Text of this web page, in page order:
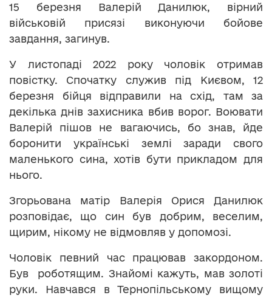
15 березня Валерій Данилюк, вірний
військовій присязі виконуючи бойове
завдання, загинув.
У листопаді 2022 року чоловік отримав
повістку. Спочатку служив під Києвом, 12
березня бійця відправили на схід, там за
декілька днів захисника вбив ворог. Воювати
Валерій пішов не вагаючись, бо знав, йде
боронити українські землі заради свого
маленького сина, хотів бути прикладом для
нього.
Згорьована матір Валерія Орися Данилюк
розповідає, що син був добрим, веселим,
щирим, нікому не відмовляв у допомозі.
Чоловік певний час працював закордоном.
Був роботящим. Знайомі кажуть, мав золоті
руки. Навчався в Тернопільському вищому